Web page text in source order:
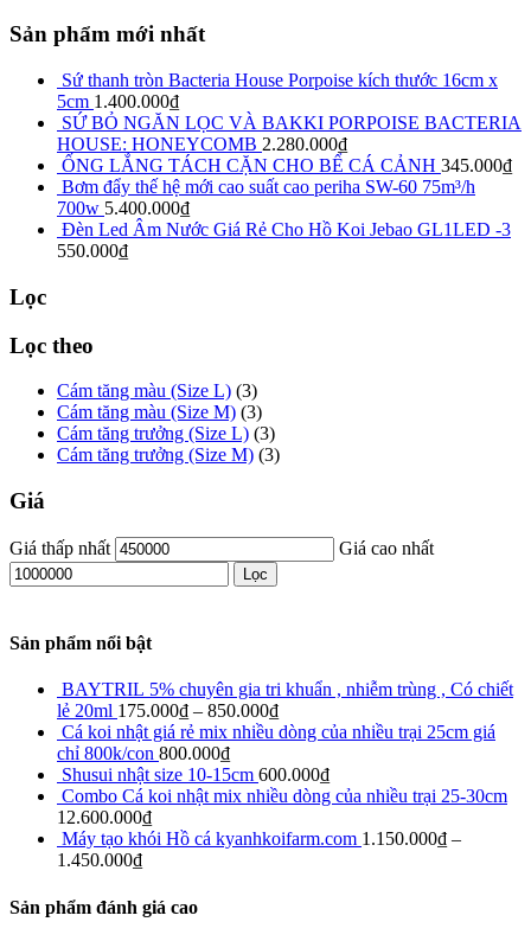
Sản phẩm mới nhất
Sứ thanh tròn Bacteria House Porpoise kích thước 16cm x
5cm 1.400.000₫
SỨ BỎ NGĂN LỌC VÀ BAKKI PORPOISE BACTERIA
HOUSE: HONEYCOMB 2.280.000₫
ỐNG LẮNG TÁCH CẶN CHO BỂ CÁ CẢNH 345.000₫
Bơm đẩy thế hệ mới cao suất cao periha SW-60 75m³/h
700w 5.400.000₫
Đèn Led Âm Nước Giá Rẻ Cho Hồ Koi Jebao GL1LED -3
550.000₫
Lọc
Lọc theo
Cám tăng màu (Size L) (3)
Cám tăng màu (Size M) (3)
Cám tăng trưởng (Size L) (3)
Cám tăng trưởng (Size M) (3)
Giá
Giá thấp nhất Giá cao nhất
Lọc
Sản phẩm nổi bật
BAYTRIL 5% chuyên gia tri khuẩn , nhiễm trùng , Có chiết
lẻ 20ml 175.000₫ – 850.000₫
Cá koi nhật giá rẻ mix nhiều dòng của nhiều trại 25cm giá
chỉ 800k/con 800.000₫
Shusui nhật size 10-15cm 600.000₫
Combo Cá koi nhật mix nhiều dòng của nhiều trại 25-30cm
12.600.000₫
Máy tạo khói Hồ cá kyanhkoifarm.com 1.150.000₫ –
1.450.000₫
Sản phẩm đánh giá cao